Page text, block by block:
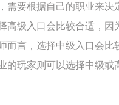
需要根据自己的职业来
高级入口会比较合适，
而言，选择中级入口会
的玩家则可以选择中级